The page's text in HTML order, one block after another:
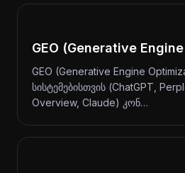
GEO (Generative
GEO (Generative Engine
სისტემებისთვის (ChatGPT,
Overview, Claude) კონ…